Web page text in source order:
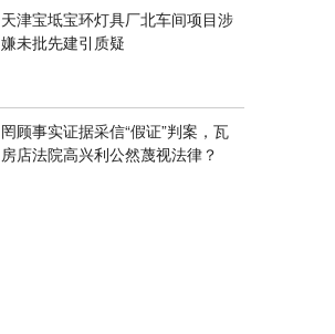
天津宝坻宝环灯具厂北车间项目涉
嫌未批先建引质疑
罔顾事实证据采信“假证”判案，瓦
房店法院高兴利公然蔑视法律？